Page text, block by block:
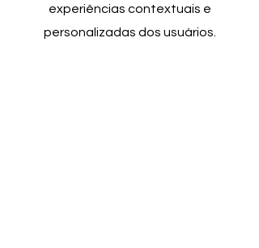
experiências contextuais e
personalizadas dos usuários.